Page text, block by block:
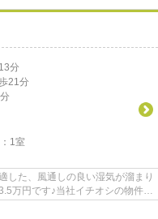
分
21分
1室
した、風通しの良い湿気が溜まり
万円です♪当社イチオシの物件の